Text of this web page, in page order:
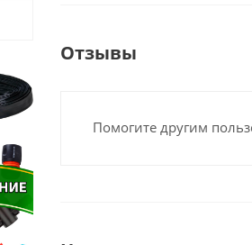
Отзывы
Помогите другим